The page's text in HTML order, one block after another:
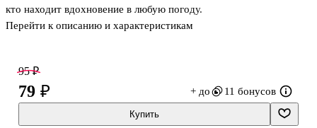
кто находит вдохновение в любую погоду.
Перейти к описанию и характеристикам
48 листов в
Знаковые
клетку, А5 -
сувениры
листов в
Знаковые
95 ₽
79 ₽ + до 11 бонусов
Купить